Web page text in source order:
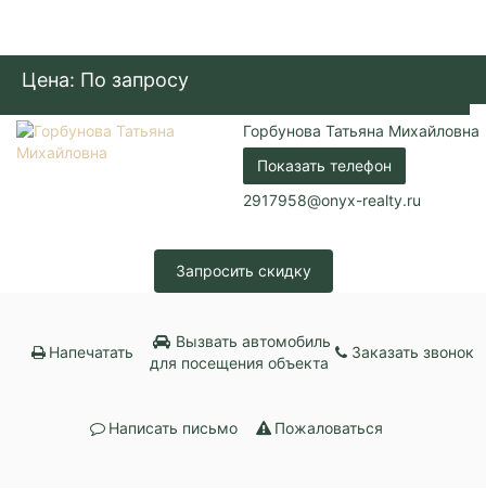
Цена: По запросу
Горбунова Татьяна Михайловна
Показать телефон
2917958@onyx-realty.ru
Запросить скидку
Напечатать
Вызвать автомобиль
для посещения объекта
Заказать звонок
Написать письмо Пожаловаться